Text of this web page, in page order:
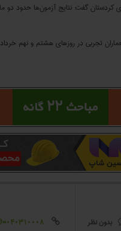
تجربی در روزهای هشتم و نهم
بدون نظر 